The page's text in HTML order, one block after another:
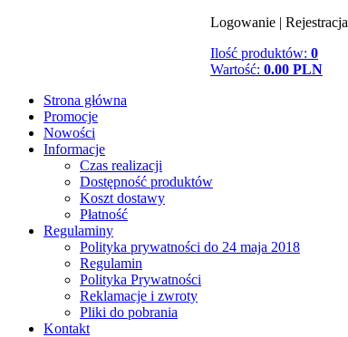
Logowanie | Rejestracja
Ilość produktów: 0
Wartość: 0.00 PLN
Strona główna
Promocje
Nowości
Informacje
Czas realizacji
Dostępność produktów
Koszt dostawy
Płatność
Regulaminy
Polityka prywatności do 24 maja 2018
Regulamin
Polityka Prywatności
Reklamacje i zwroty
Pliki do pobrania
Kontakt